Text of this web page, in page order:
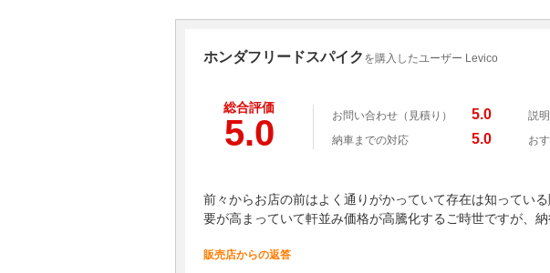
ホンダフリードスパイク を購入したユーザー Levico
総合評価
5.0 お問い合わせ（見積り） 5.0 説
納車までの対応 5.0 お
前々からお店の前はよく通りがかっていて存在は知ってい
要が高まっていて軒並み価格が高騰化するご時世ですが、
販売店からの返答